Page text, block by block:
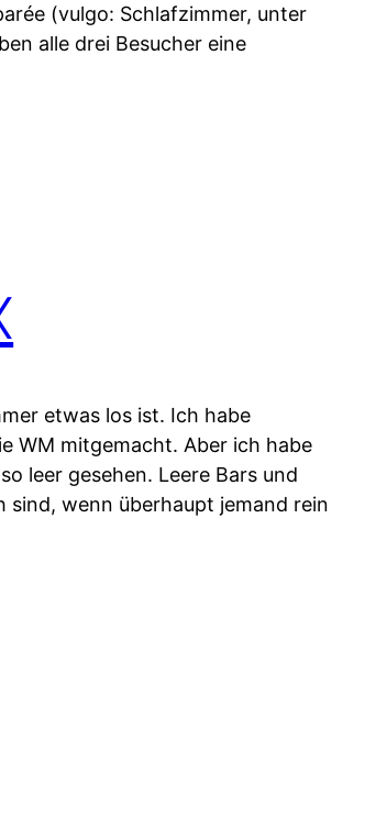
(vulgo: Schlafzimmer, unter
alle drei Besucher eine
etwas los ist. Ich habe
WM mitgemacht. Aber ich habe
leer gesehen. Leere Bars und
wenn überhaupt jemand rein